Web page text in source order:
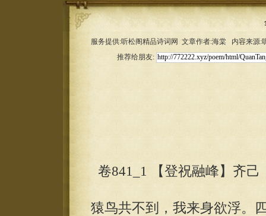
服务提供:听松阁精品诗词网 文章作者:海棠 内容来源
推荐给朋友:
卷841_1 【登祝融峰】齐己
猿鸟共不到，我来身欲浮。